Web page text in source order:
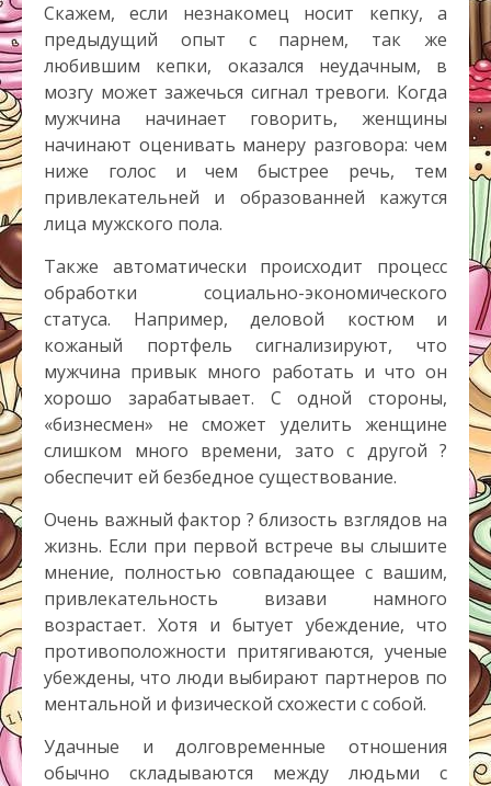
Скажем, если незнакомец носит кепку, а
предыдущий опыт с парнем, так же
любившим кепки, оказался неудачным, в
мозгу может зажечься сигнал тревоги. Когда
мужчина начинает говорить, женщины
начинают оценивать манеру разговора: чем
ниже голос и чем быстрее речь, тем
привлекательней и образованней кажутся
лица мужского пола.
Также автоматически происходит процесс
обработки социально-экономического
статуса. Например, деловой костюм и
кожаный портфель сигнализируют, что
мужчина привык много работать и что он
хорошо зарабатывает. С одной стороны,
«бизнесмен» не сможет уделить женщине
слишком много времени, зато с другой ?
обеспечит ей безбедное существование.
Очень важный фактор ? близость взглядов на
жизнь. Если при первой встрече вы слышите
мнение, полностью совпадающее с вашим,
привлекательность визави намного
возрастает. Хотя и бытует убеждение, что
противоположности притягиваются, ученые
убеждены, что люди выбирают партнеров по
ментальной и физической схожести с собой.
Удачные и долговременные отношения
обычно складываются между людьми с